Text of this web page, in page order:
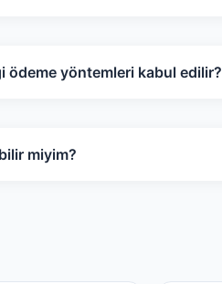
ödeme yöntemleri kabul edilir?
miyim?